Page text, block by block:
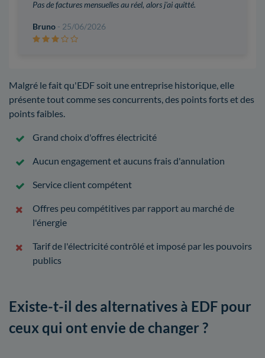
Pas de factures mensuelles au réel, alors j'ai quitté.
Bruno - 25/06/2026
Malgré le fait qu'EDF soit une entreprise historique, elle
présente tout comme ses concurrents, des points forts et des
points faibles.
Grand choix d'offres électricité
Aucun engagement et aucuns frais d'annulation
Service client compétent
Offres peu compétitives par rapport au marché de
l'énergie
Tarif de l'électricité contrôlé et imposé par les pouvoirs
publics
Existe-t-il des alternatives à EDF pour
ceux qui ont envie de changer ?